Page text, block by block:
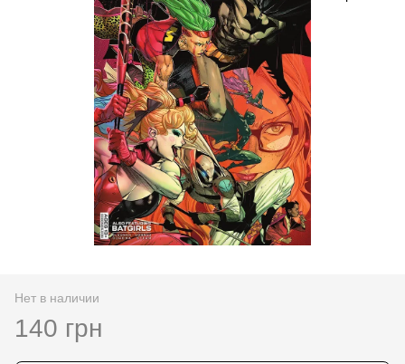
Нет в наличии
140 грн